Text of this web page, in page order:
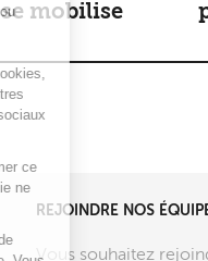
choix ou
leur
la
nos cookies,
d’autres
sociaux
fermer ce
cookie ne
de
mobilise
REJOINDRE NOS
Vous souhaitez